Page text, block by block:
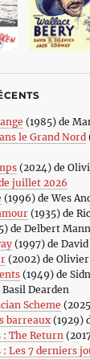
(1985) de
le Grand Nord
(2024) de
juillet 2026
(1996) de Wes
(1935) de
de Delbert Mann
(1997) de
(2002) de Olivier
(1949) de
Dearden
Scheme
barreaux(1929)
: The Return
: Les 7 derniers